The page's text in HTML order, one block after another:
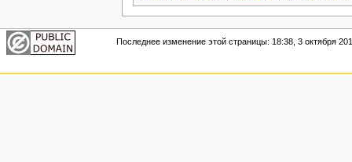
Последнее изменение этой страницы: 18:38, 3 октября